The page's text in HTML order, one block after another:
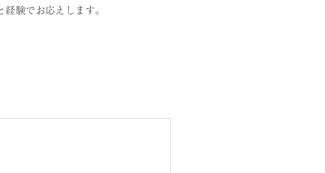
験でお応えします。